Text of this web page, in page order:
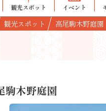
観光スポット イベント
観光スポット 高尾駒木野庭園
駒木野庭園